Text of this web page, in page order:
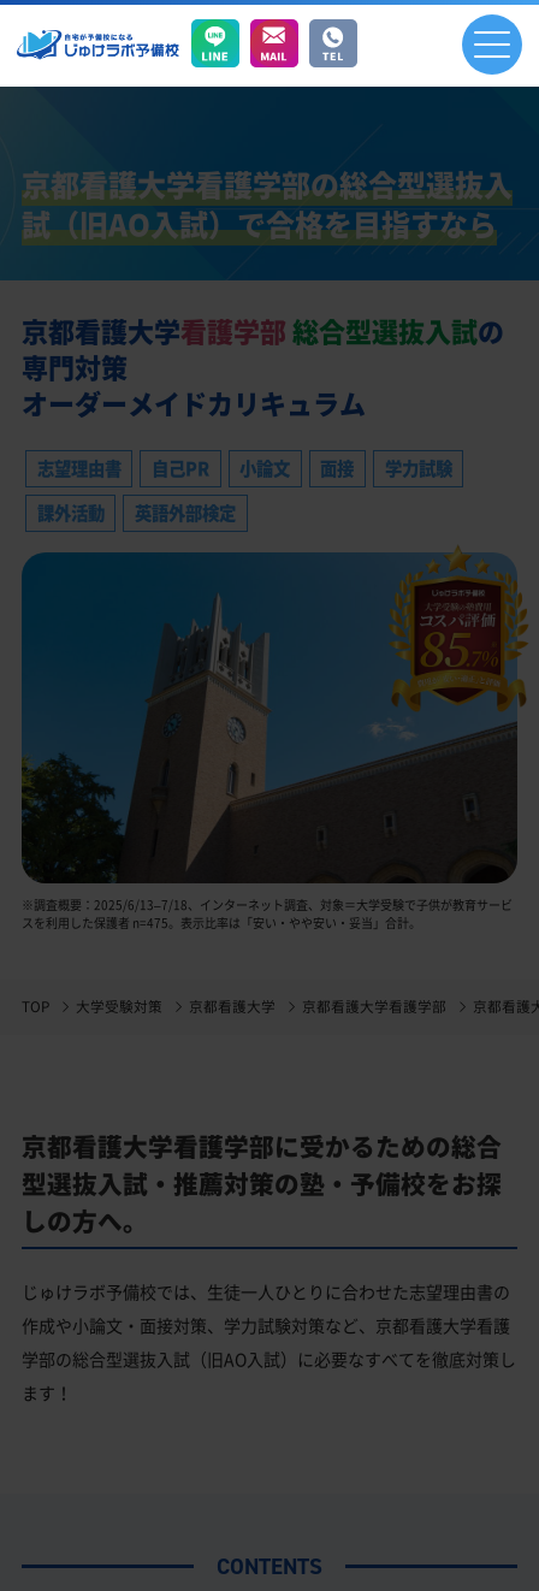
京都看護大学看護学部の総合型選抜入
試（旧AO入試）で合格を目指すなら
京都看護大学看護学部総合型選抜入試の
専門対策
オーダーメイドカリキュラム
志望理由書 自己PR 小論文 面接
学力試験
課外活動
英語外部検定
※調査概要：2025/6/13–7/18、インターネット調査、対象＝大学受験で子供が教育サービ
スを利用した保護者 n=475。表示比率は「安い・やや安い・妥当」合計。
TOP 大学受験対策 京都看護大学 京都看護大学看護学部 京都看護
京都看護大学看護学部に受かるための総合
型選抜入試・推薦対策の塾・予備校をお探
しの方へ。
じゅけラボ予備校では、生徒一人ひとりに合わせた志望理由書の
作成や小論文・面接対策、学力試験対策など、京都看護大学看護
学部の総合型選抜入試（旧AO入試）に必要なすべてを徹底対策し
ます！
CONTENTS